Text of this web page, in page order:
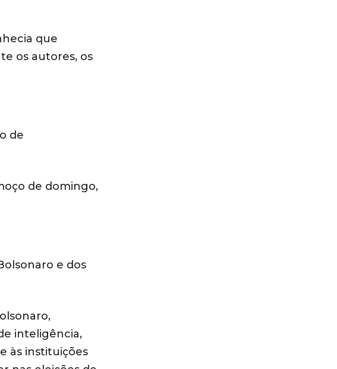
que
os autores, os
de
de domingo,
e dos
inteligência,
às instituições